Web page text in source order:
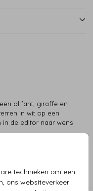
technieken om een
ons websiteverkeer
olifant, giraffe en
in wit op een
in de editor naar wens